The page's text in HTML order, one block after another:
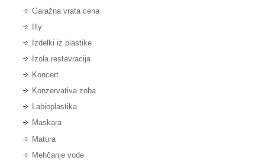
Garažna vrata cena
Illy
Izdelki iz plastike
Izola restavracija
Koncert
Konzervativa zoba
Labioplastika
Maskara
Matura
Mehčanje vode